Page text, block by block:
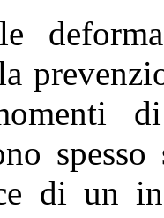
di un